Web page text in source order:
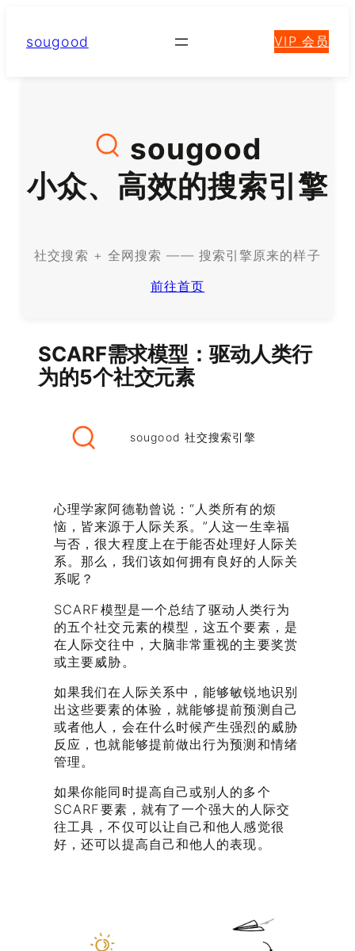
sougood VIP 会员
sougood
小众、高效的搜索引擎
社交搜索 + 全网搜索 —— 搜索引擎原来的样子
前往首页
SCARF需求模型：驱动人类行
为的5个社交元素
sougood 社交搜索引擎
心理学家阿德勒曾说：“人类所有的烦
恼，皆来源于人际关系。”人这一生幸福
与否，很大程度上在于能否处理好人际关
系。那么，我们该如何拥有良好的人际关
系呢？
SCARF模型是一个总结了驱动人类行为
的五个社交元素的模型，这五个要素，是
在人际交往中，大脑非常重视的主要奖赏
或主要威胁。
如果我们在人际关系中，能够敏锐地识别
出这些要素的体验，就能够提前预测自己
或者他人，会在什么时候产生强烈的威胁
反应，也就能够提前做出行为预测和情绪
管理。
如果你能同时提高自己或别人的多个
SCARF要素，就有了一个强大的人际交
往工具，不仅可以让自己和他人感觉很
好，还可以提高自己和他人的表现。